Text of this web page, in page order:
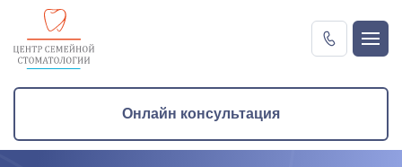
Онлайн консультация
Онлайн консультация